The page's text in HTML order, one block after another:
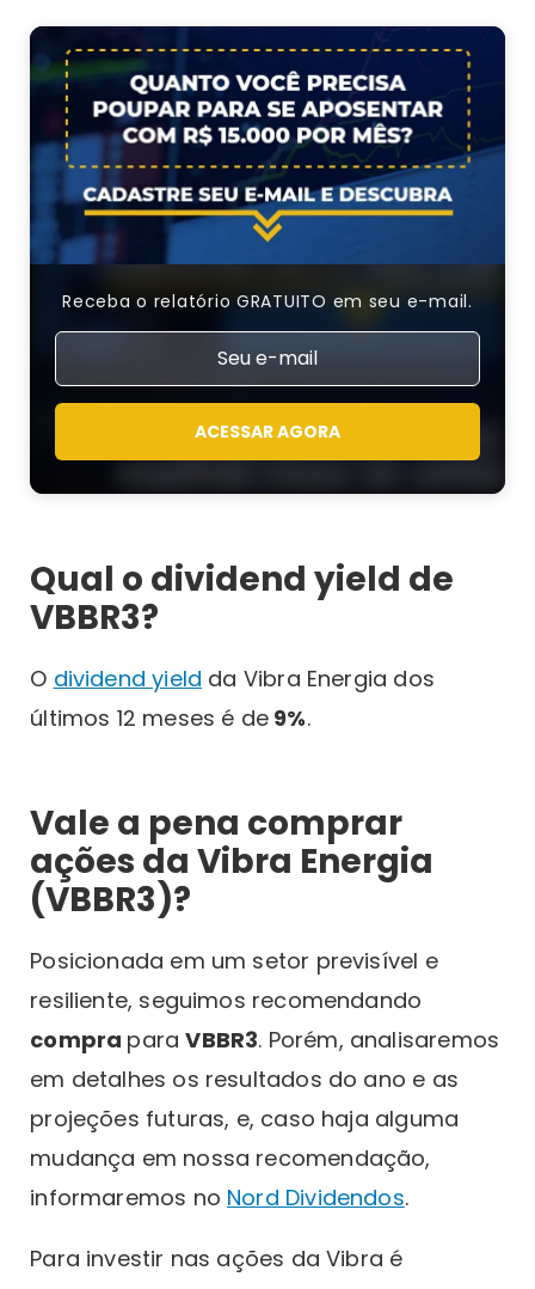
Receba o relatório GRATUITO em seu e-mail.
ACESSAR AGORA
Qual o dividend yield de
VBBR3?
O dividend yield da Vibra Energia dos
últimos 12 meses é de9%.
Vale a pena comprar
ações da Vibra Energia
(VBBR3)?
Posicionada em um setor previsível e
resiliente, seguimos recomendando
compra paraVBBR3. Porém, analisaremos
em detalhes os resultados do ano e as
projeções futuras, e, caso haja alguma
mudança em nossa recomendação,
informaremos no Nord Dividendos.
Para investir nas ações da Vibra é